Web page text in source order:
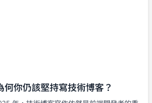
何你仍該堅持寫技術博客？